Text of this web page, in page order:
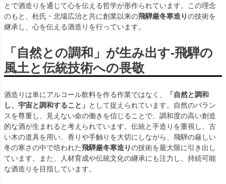
とで酒造りを通じて心を伝える哲学が形作られています。この理念
のもと、杜氏・北場広治と共に創業以来の飛騨厳冬寒造りの技術を
継承し、心を伝える酒造りを行っています。
「自然との調和」が生み出す-飛騨の
風土と伝統技術への畏敬
酒造りは単にアルコール飲料を作る作業ではなく、
「自然と調和
し、宇宙と調和すること」 として捉えられています。自然のバラン
スを尊重し、見えない命の働きを信じることで、調和度の高い創造
的な酒が生まれると考えられています。伝統と手造りを重視し、古
い木の道具を用い、香りや手触りを大切にしながら、飛騨の厳しい
冬の寒さの中で培われた飛騨厳冬寒造りの技術を最大限に引き出し
ています。また、人材育成や伝統文化の継承にも注力し、持続可能
な酒造りを目指しています。